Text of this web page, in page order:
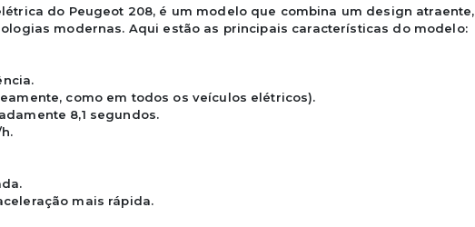
do Peugeot 208, é um modelo que combina um design atraente,
modernas. Aqui estão as principais características do modelo:
como em todos os veículos elétricos).
8,1 segundos.
mais rápida.